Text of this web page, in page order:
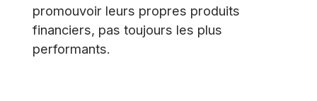
promouvoir leurs propres produits
financiers, pas toujours les plus
performants.